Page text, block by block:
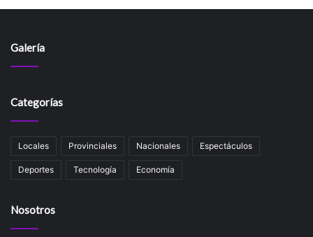
Galería
Categorías
Locales Provinciales Nacionales Espectáculos
Deportes Tecnología Economía
Nosotros